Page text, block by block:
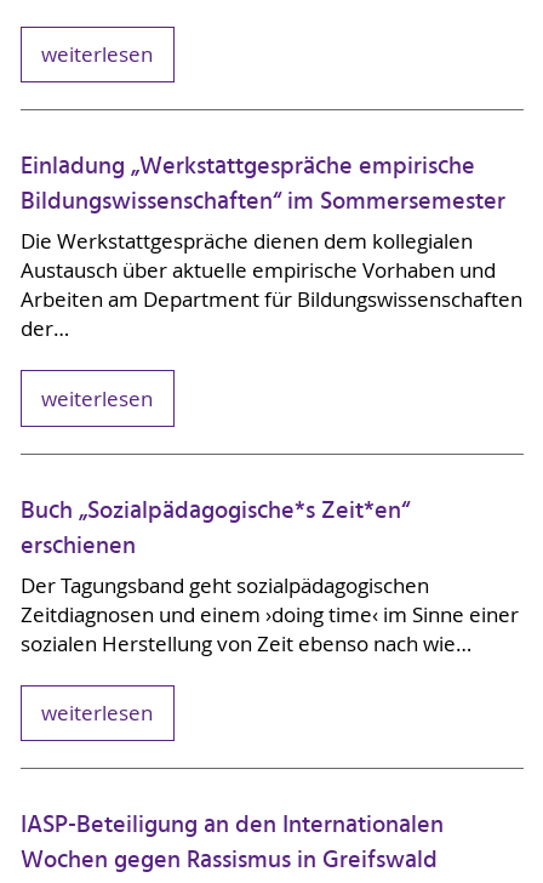
weiterlesen
Einladung „Werkstattgespräche empirische
Bildungswissenschaften“ im Sommersemester
Die Werkstattgespräche dienen dem kollegialen
Austausch über aktuelle empirische Vorhaben und
Arbeiten am Department für Bildungswissenschaften
der…
weiterlesen
Buch „Sozialpädagogische*s Zeit*en“
erschienen
Der Tagungsband geht sozialpädagogischen
Zeitdiagnosen und einem ›doing time‹ im Sinne einer
sozialen Herstellung von Zeit ebenso nach wie…
weiterlesen
IASP-Beteiligung an den Internationalen
Wochen gegen Rassismus in Greifswald